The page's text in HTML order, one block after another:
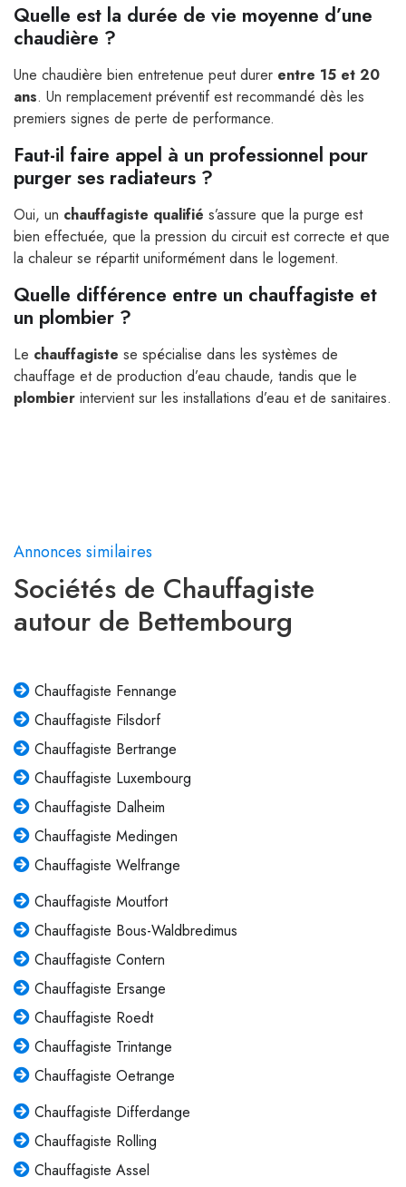
Quelle est la durée de vie moyenne d’une
chaudière ?
Une chaudière bien entretenue peut durer entre 15 et 20
ans. Un remplacement préventif est recommandé dès les
premiers signes de perte de performance.
Faut-il faire appel à un professionnel pour
purger ses radiateurs ?
Oui, un chauffagiste qualifié s’assure que la purge est
bien effectuée, que la pression du circuit est correcte et que
la chaleur se répartit uniformément dans le logement.
Quelle différence entre un chauffagiste et
un plombier ?
Le chauffagiste se spécialise dans les systèmes de
chauffage et de production d’eau chaude, tandis que le
plombier intervient sur les installations d’eau et de sanitaires.
Annonces similaires
Sociétés de Chauffagiste
autour de Bettembourg
Chauffagiste Fennange
Chauffagiste Filsdorf
Chauffagiste Bertrange
Chauffagiste Luxembourg
Chauffagiste Dalheim
Chauffagiste Medingen
Chauffagiste Welfrange
Chauffagiste Moutfort
Chauffagiste Bous-Waldbredimus
Chauffagiste Contern
Chauffagiste Ersange
Chauffagiste Roedt
Chauffagiste Trintange
Chauffagiste Oetrange
Chauffagiste Differdange
Chauffagiste Rolling
Chauffagiste Assel